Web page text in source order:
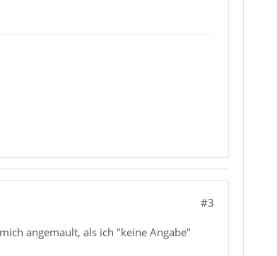
#3
angemault, als ich "keine Angabe"